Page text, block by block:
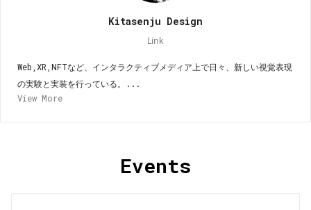
Kitasenju Design
Link
Web,XR,NFTなど、インタラクティブメディア上で日々、新しい視覚表現
の実験と実装を行っている。...
View More
Events